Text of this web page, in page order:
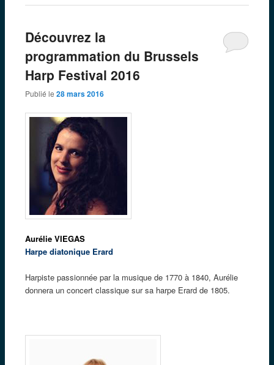
Découvrez la
programmation du Brussels
Harp Festival 2016
Publié le 28 mars 2016
Aurélie VIEGAS
Harpe diatonique Erard
Harpiste passionnée par la musique de 1770 à 1840, Aurélie
donnera un concert classique sur sa harpe Erard de 1805.